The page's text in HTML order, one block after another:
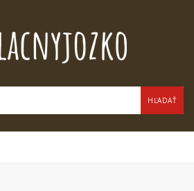
HĽADAŤ